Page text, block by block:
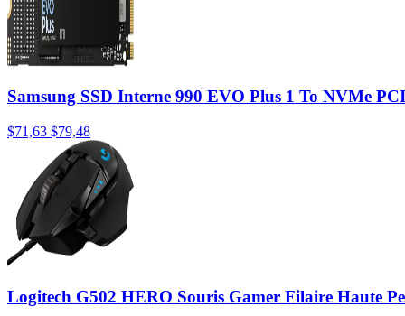
Samsung SSD Interne 990 EVO Plus 1 To NVMe
$71,63 $79,48
Logitech G502 HERO Souris Gamer Filaire Haute